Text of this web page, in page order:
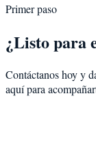
Primer paso
¿Listo para
Contáctanos hoy y
aquí para